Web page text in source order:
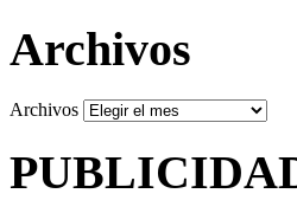
Archivos
Archivos